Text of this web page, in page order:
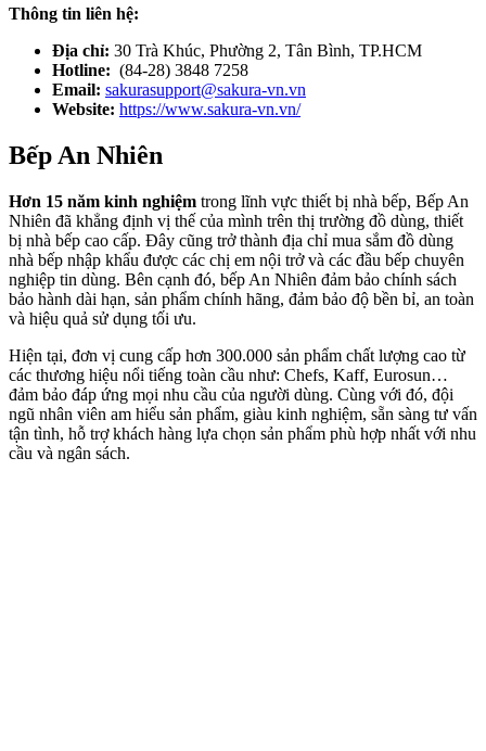
Thông tin liên hệ:
Địa chỉ: 30 Trà Khúc, Phường 2, Tân Bình, TP.HCM
Hotline: (84-28) 3848 7258
Email: sakurasupport@sakura-vn.vn
Website: https://www.sakura-vn.vn/
Bếp An Nhiên
Hơn 15 năm kinh nghiệm trong lĩnh vực thiết bị nhà bếp, Bếp An
Nhiên đã khẳng định vị thế của mình trên thị trường đồ dùng, thiết
bị nhà bếp cao cấp. Đây cũng trở thành địa chỉ mua sắm đồ dùng
nhà bếp nhập khẩu được các chị em nội trở và các đầu bếp chuyên
nghiệp tin dùng. Bên cạnh đó, bếp An Nhiên đảm bảo chính sách
bảo hành dài hạn, sản phẩm chính hãng, đảm bảo độ bền bỉ, an toàn
và hiệu quả sử dụng tối ưu.
Hiện tại, đơn vị cung cấp hơn 300.000 sản phẩm chất lượng cao từ
các thương hiệu nổi tiếng toàn cầu như: Chefs, Kaff, Eurosun…
đảm bảo đáp ứng mọi nhu cầu của người dùng. Cùng với đó, đội
ngũ nhân viên am hiểu sản phẩm, giàu kinh nghiệm, sẵn sàng tư vấn
tận tình, hỗ trợ khách hàng lựa chọn sản phẩm phù hợp nhất với nhu
cầu và ngân sách.